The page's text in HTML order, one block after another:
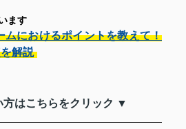
ます
ムにおけるポイントを教えて！
解説
はこちらをクリック ▼